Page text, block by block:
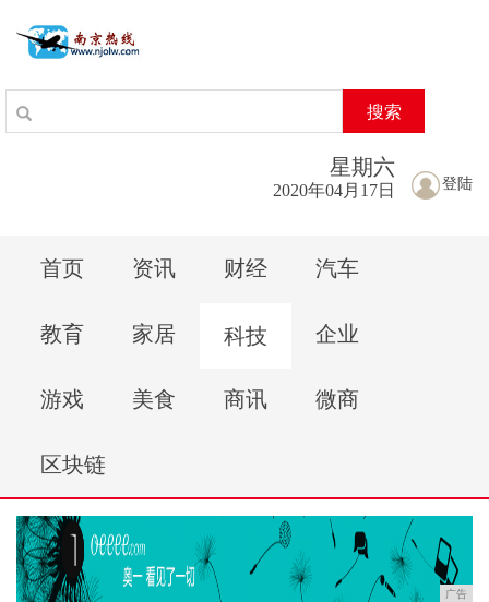
搜索
登陆
星期六
2020年04月17日
首页 资讯 财经 汽车
教育 家居 科技 企业
游戏 美食 商讯 微商
区块链
广告